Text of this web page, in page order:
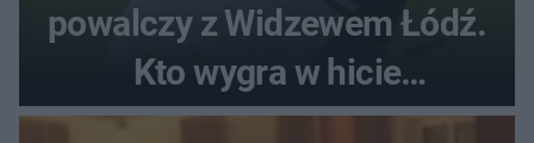
powalczy z Widzewem Łódź.
Kto wygra w hicie
Ekstraklasy?